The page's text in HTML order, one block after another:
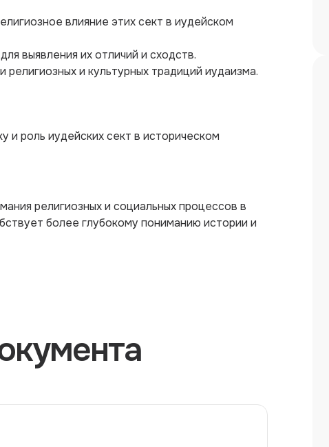
влияние этих сект в иудейском
выявления их отличий и сходств.
и культурных традиций иудаизма.
и роль иудейских сект в историческом
религиозных и социальных процессов в
более глубокому пониманию истории и